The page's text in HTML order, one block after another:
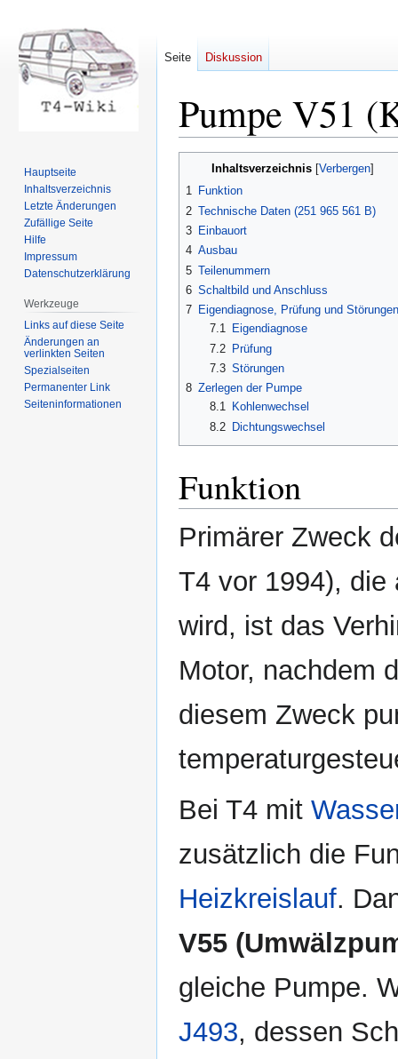
Pumpe V51
Inhaltsverzeichnis
1 Funktion
2 Technische Daten (251 965 561 B)
3 Einbauort
4 Ausbau
5 Teilenummern
6 Schaltbild und Anschluss
7 Eigendiagnose, Prüfung und Störungen
7.1
Eigendiagnose
7.2 Prüfung
7.3 Störungen
8 Zerlegen der Pumpe
8.1
Kohlenwechsel
8.2 Dichtungswechsel
Funktion
Primärer Zweck
T4 vor 1994),
wird, ist das
Motor, nachdem
diesem Zweck
Bei T4 mit
zusätzlich die
Heizkreislauf.
V55
gleiche Pumpe.
J493, dessen
Seite Diskussion
Hauptseite
Inhaltsverzeichnis
Letzte Änderungen
Zufällige Seite
Hilfe
Impressum
Datenschutzerklärung
Werkzeuge
Links auf diese Seite
Änderungen an
verlinkten Seiten
Spezialseiten
Permanenter Link
Seiten­informationen